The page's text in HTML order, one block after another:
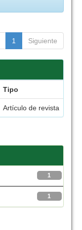
1 Siguiente
Tipo
Artículo de revista
1
1